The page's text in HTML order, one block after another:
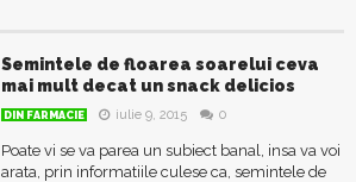
Semintele de floarea soarelui ceva
mai mult decat un snack delicios
DIN FARMACIE iulie 9, 2015 0
Poate vi se va parea un subiect banal, insa va voi
arata, prin informatiile culese ca, semintele de